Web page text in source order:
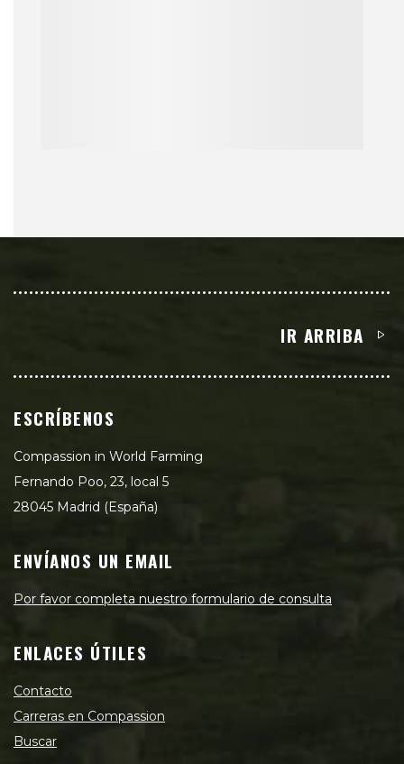
IR ARRIBA
ESCRÍBENOS
Compassion in World Farming
Fernando Poo, 23, local 5
28045 Madrid (España)
ENVÍANOS UN EMAIL
Por favor completa nuestro formulario de consulta
ENLACES ÚTILES
Contacto
Carreras en Compassion
Buscar